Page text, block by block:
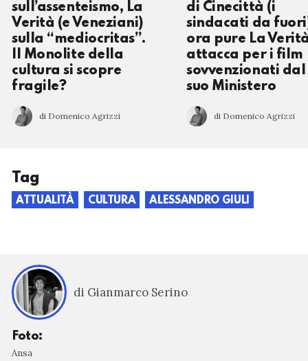
sull’assenteismo, La
Verità (e Veneziani)
sulla “mediocritas”.
Il Monolite della
cultura si scopre
fragile?
di Domenico Agrizzi
di Cinecittà (i
sindacati da
ora pure La
attacca per i film
sovvenzionati dal
suo Ministero
di Domenico Agrizzi
Tag
ATTUALITÀ CULTURA ALESSANDRO GIULI
di Gianmarco Serino
Foto:
Ansa